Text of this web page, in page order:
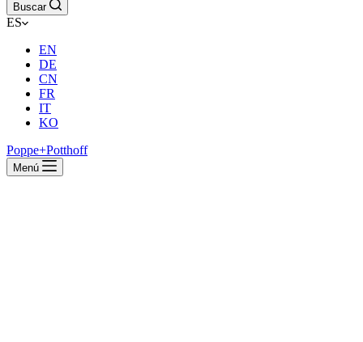
Buscar
ES
EN
DE
CN
FR
IT
KO
Poppe+Potthoff
Menú